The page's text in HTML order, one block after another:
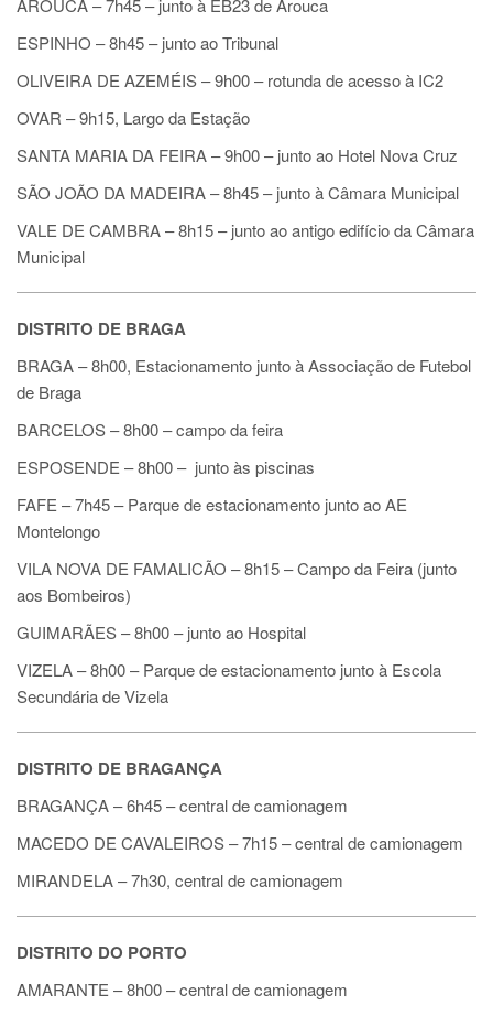
AROUCA – 7h45–junto à EB23 de Arouca
ESPINHO – 8h45–junto ao Tribunal
OLIVEIRA DE AZEMÉIS – 9h00–rotunda de acesso à IC2
OVAR – 9h15, Largo da Estação
SANTA MARIA DA FEIRA – 9h00–junto ao Hotel Nova Cruz
SÃO JOÃO DA MADEIRA – 8h45–junto à Câmara Municipal
VALE DE CAMBRA – 8h15–junto ao antigo edifício da Câmara
Municipal
DISTRITO DE BRAGA
BRAGA – 8h00, Estacionamento junto à Associação de Futebol
de Braga
BARCELOS– 8h00 – campo da feira
ESPOSENDE – 8h00 – junto às piscinas
FAFE – 7h45–Parque de estacionamento junto ao AE
Montelongo
VILA NOVA DE FAMALICÃO – 8h15–Campo da Feira (junto
aos Bombeiros)
GUIMARÃES – 8h00–junto ao Hospital
VIZELA–8h00–Parque de estacionamento junto à Escola
Secundária de Vizela
DISTRITO DE BRAGANÇA
BRAGANÇA – 6h45–central de camionagem
MACEDO DE CAVALEIROS – 7h15–central de camionagem
MIRANDELA – 7h30, central de camionagem
DISTRITO DO PORTO
AMARANTE – 8h00–central de camionagem